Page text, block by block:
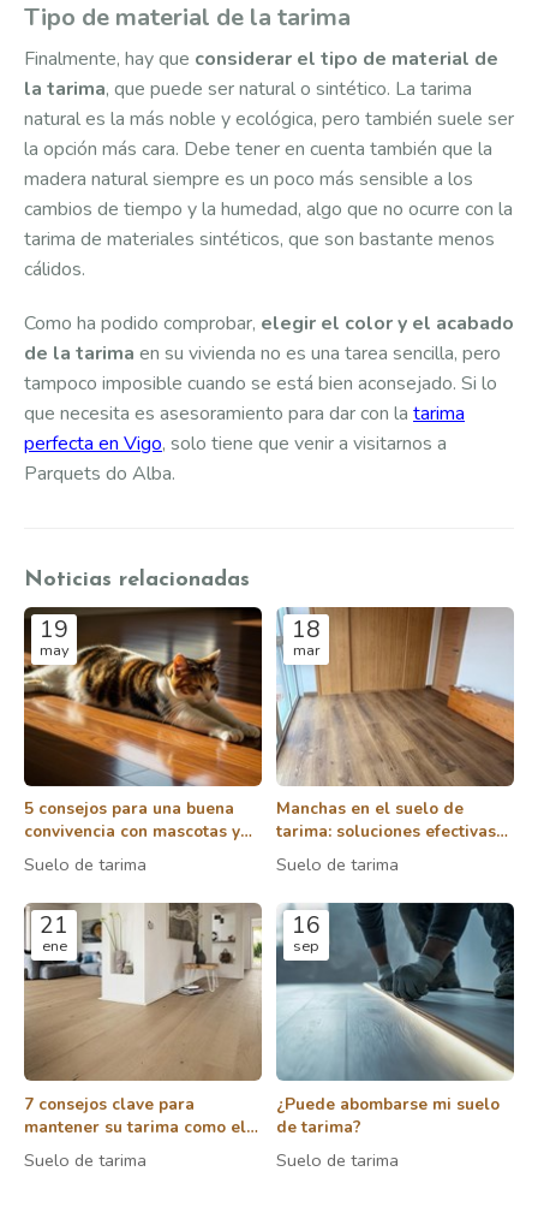
Tipo de material de la tarima
Finalmente, hay que considerar el tipo de material de
la tarima, que puede ser natural o sintético. La tarima
natural es la más noble y ecológica, pero también suele ser
la opción más cara. Debe tener en cuenta también que la
madera natural siempre es un poco más sensible a los
cambios de tiempo y la humedad, algo que no ocurre con la
tarima de materiales sintéticos, que son bastante menos
cálidos.
Como ha podido comprobar, elegir el color y el acabado
de la tarima en su vivienda no es una tarea sencilla, pero
tampoco imposible cuando se está bien aconsejado. Si lo
que necesita es asesoramiento para dar con la tarima
perfecta en Vigo, solo tiene que venir a visitarnos a
Parquets do Alba.
Noticias relacionadas
19
may
5 consejos para una buena
convivencia con mascotas y
suelos de tarima
Suelo de tarima
18
mar
Manchas en el suelo de
tarima: soluciones efectivas
para los problemas más
comunes
Suelo de tarima
21
ene
7 consejos clave para
mantener su tarima como el
primer día
Suelo de tarima
16
sep
¿Puede abombarse mi suelo
de tarima?
Suelo de tarima